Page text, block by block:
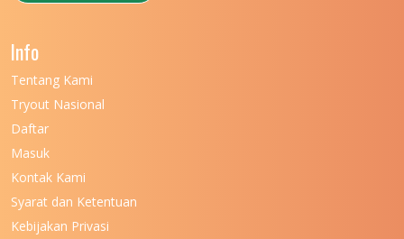
Info
Tentang Kami
Tryout Nasional
Daftar
Masuk
Kontak Kami
Syarat dan Ketentuan
Kebijakan Privasi